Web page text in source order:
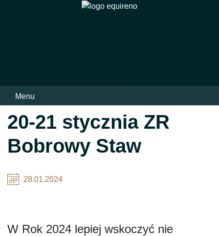
Menu
20-21 stycznia ZR
Bobrowy Staw
28.01.2024
W Rok 2024 lepiej wskoczyć nie